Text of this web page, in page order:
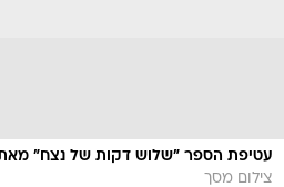
עטיפת הספר "שלוש דקות של נצח" מאת
צילום מסך